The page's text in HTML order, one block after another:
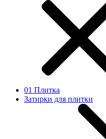
01 Плитка
Затирки для плитки